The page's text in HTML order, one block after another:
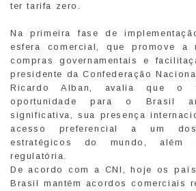
ter tarifa zero.
Na primeira fase de
esfera comercial, que promove a
compras governamentais e
presidente da Confederação
Ricardo Alban, avalia que o
oportunidade para o Brasil
significativa, sua presença
acesso preferencial a um
estratégicos do mundo, além
regulatória.
De acordo com a CNI, hoje os
Brasil mantém acordos comerciais